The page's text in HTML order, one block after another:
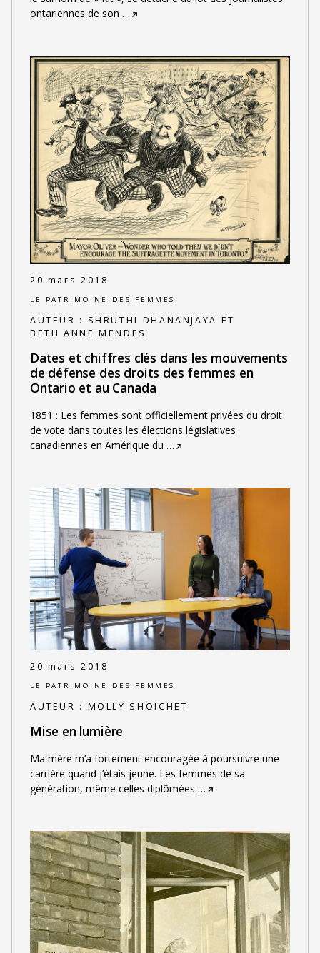
ontariennes de son …
20 mars 2018
LE PATRIMOINE DES FEMMES
AUTEUR : SHRUTHI DHANANJAYA ET
BETH ANNE MENDES
Dates et chiffres clés dans les mouvements
de défense des droits des femmes en
Ontario et au Canada
1851 : Les femmes sont officiellement privées du droit
de vote dans toutes les élections législatives
canadiennes en Amérique du …
20 mars 2018
LE PATRIMOINE DES FEMMES
AUTEUR : MOLLY SHOICHET
Mise en lumière
Ma mère m’a fortement encouragée à poursuivre une
carrière quand j’étais jeune. Les femmes de sa
génération, même celles diplômées …